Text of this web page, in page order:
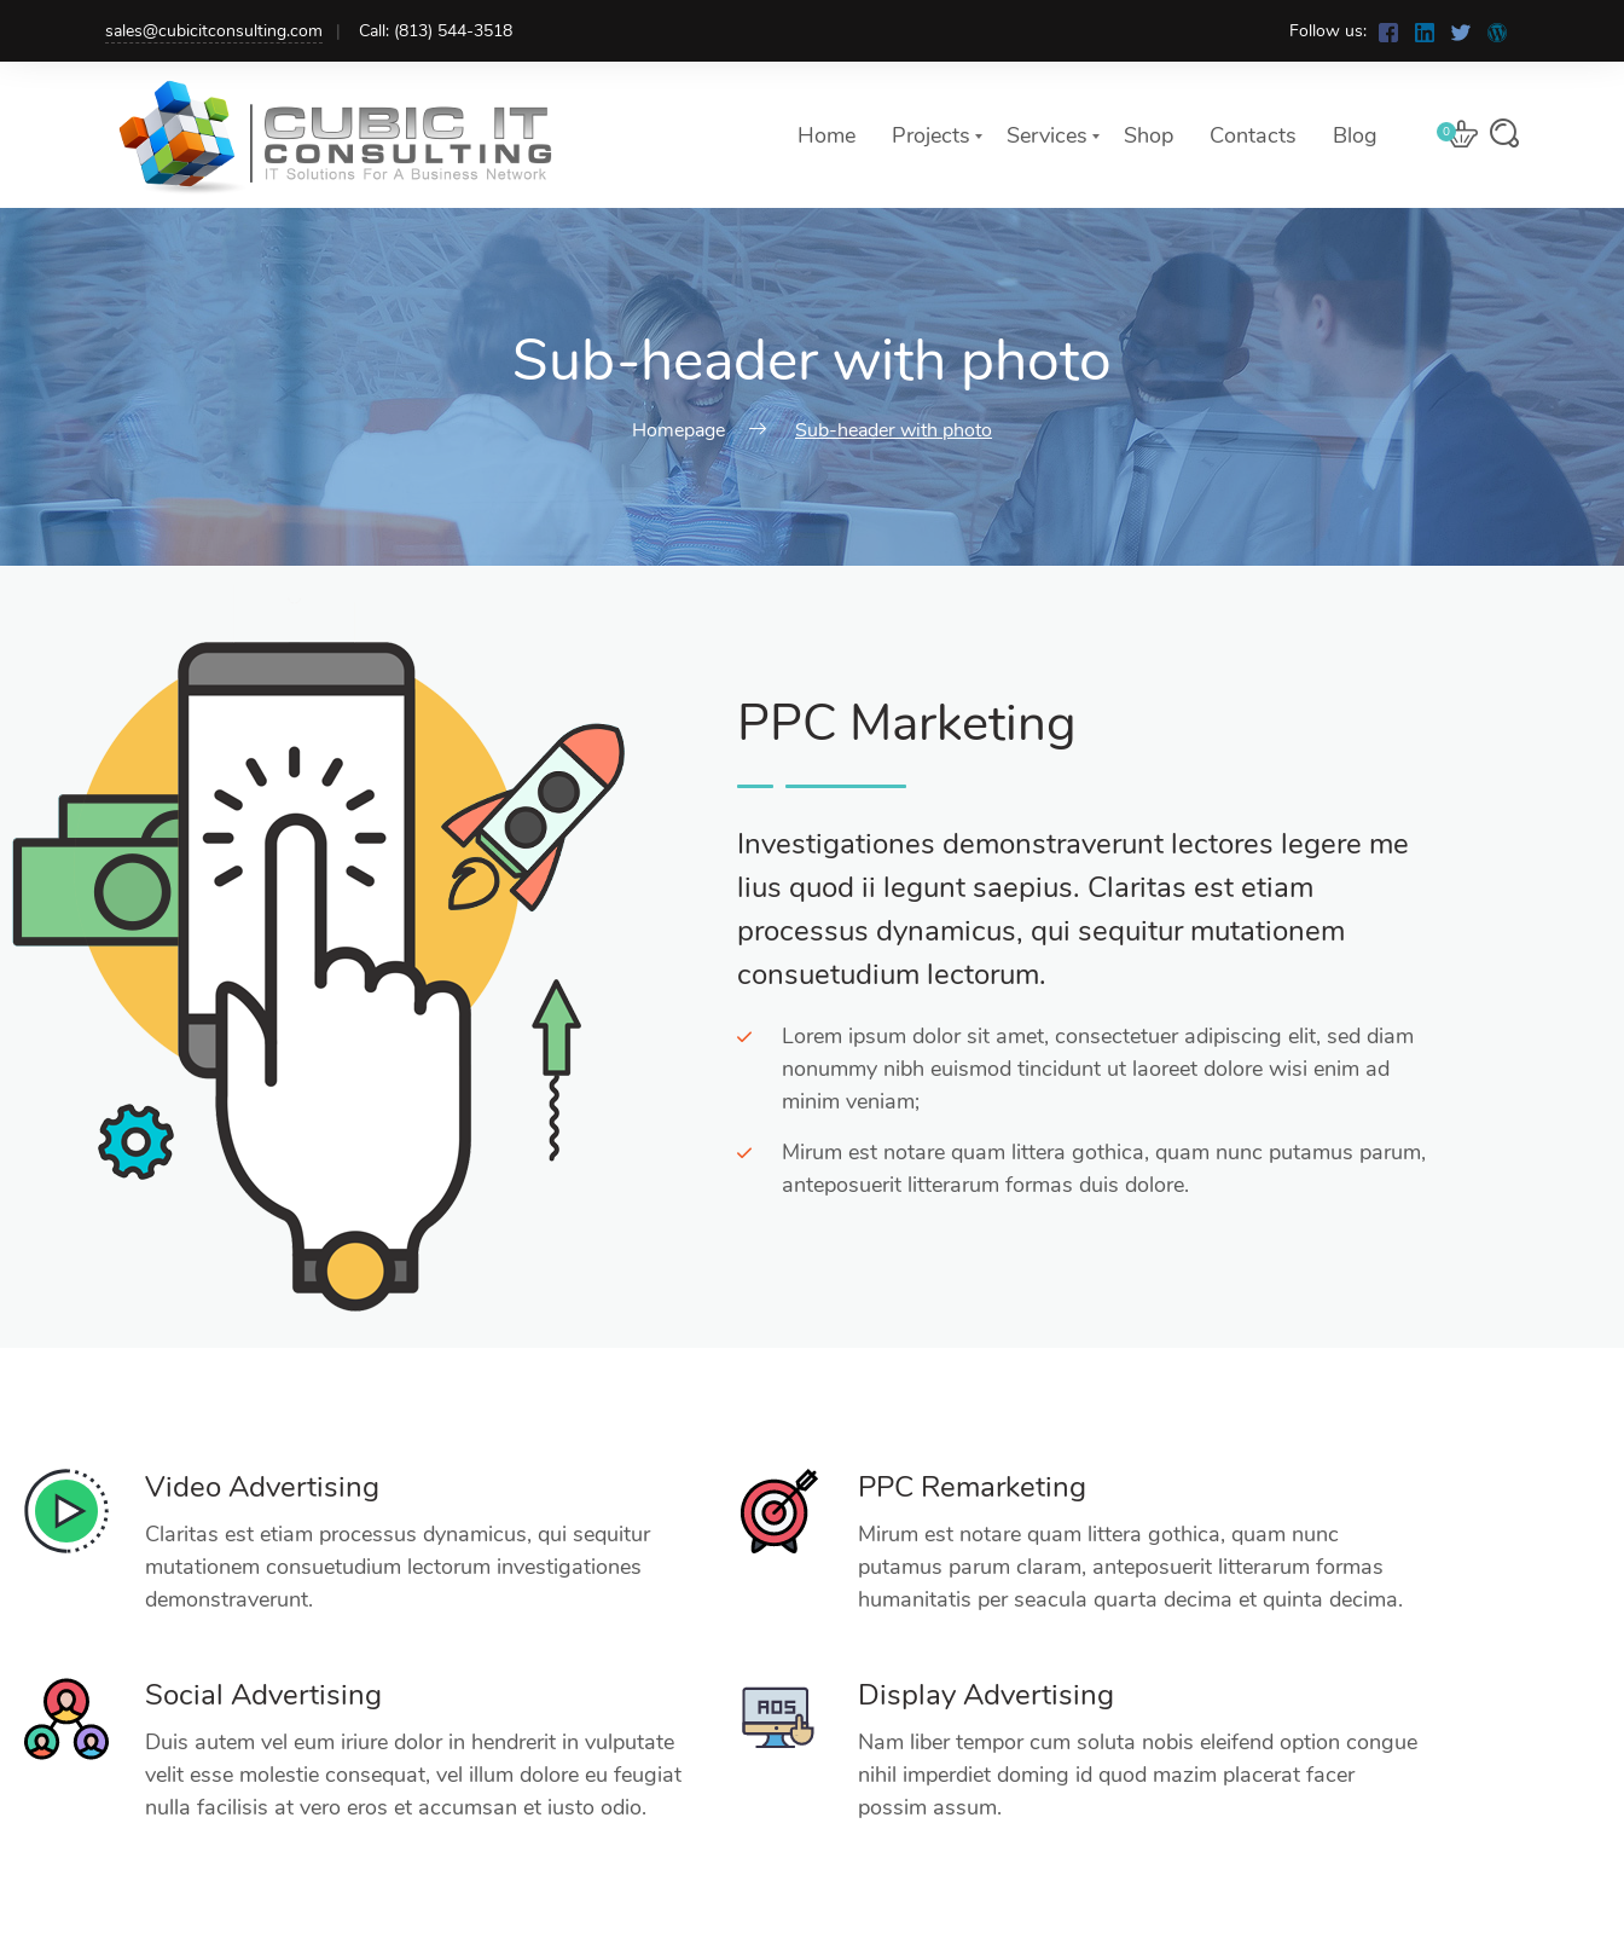
sales@cubicitconsulting.com Call: (813) 544-3518 Follow us:
Home Projects Services Shop Contacts Blog 0
Sub-header with photo
Homepage Sub-header with photo
PPC Marketing
Investigationes demonstraverunt lectores legere me
lius quod ii legunt saepius. Claritas est etiam
processus dynamicus, qui sequitur mutationem
consuetudium lectorum.
Lorem ipsum dolor sit amet, consectetuer adipiscing elit, sed diam
nonummy nibh euismod tincidunt ut laoreet dolore wisi enim ad
minim veniam;
Mirum est notare quam littera gothica, quam nunc putamus parum,
anteposuerit litterarum formas duis dolore.
Video Advertising
Claritas est etiam processus dynamicus, qui sequitur
mutationem consuetudium lectorum investigationes
demonstraverunt.
PPC Remarketing
Mirum est notare quam littera gothica, quam nunc
putamus parum claram, anteposuerit litterarum formas
humanitatis per seacula quarta decima et quinta decima.
Social Advertising
Duis autem vel eum iriure dolor in hendrerit in vulputate
velit esse molestie consequat, vel illum dolore eu feugiat
nulla facilisis at vero eros et accumsan et iusto odio.
Display Advertising
Nam liber tempor cum soluta nobis eleifend option congue
nihil imperdiet doming id quod mazim placerat facer
possim assum.